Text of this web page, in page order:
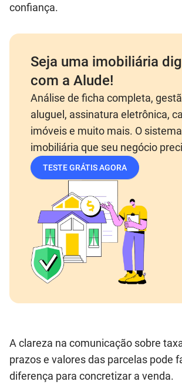
confiança.
Seja uma imobiliária
com a Alude!
Análise de ficha completa,
aluguel, assinatura eletrônica,
imóveis e muito mais. O
imobiliária que seu negócio
TESTE GRÁTIS AGORA
A clareza na comunicação sobre
prazos e valores das parcelas pode
diferença para concretizar a venda.